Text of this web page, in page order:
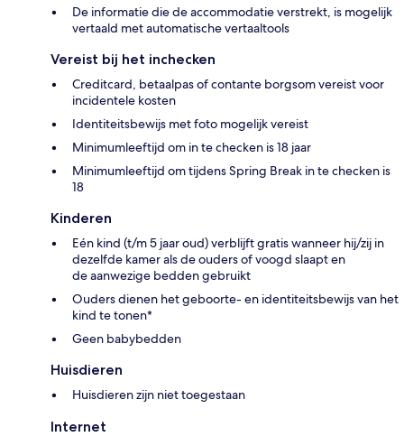
De informatie die de accommodatie verstrekt, is mogelijk
vertaald met automatische vertaaltools
Vereist bij het inchecken
Creditcard, betaalpas of contante borgsom vereist voor
incidentele kosten
Identiteitsbewijs met foto mogelijk vereist
Minimumleeftijd om in te checken is 18 jaar
Minimumleeftijd om tijdens Spring Break in te checken is
18
Kinderen
Eén kind (t/m 5 jaar oud) verblijft gratis wanneer hij/zij in
dezelfde kamer als de ouders of voogd slaapt en
de aanwezige bedden gebruikt
Ouders dienen het geboorte- en identiteitsbewijs van het
kind te tonen*
Geen babybedden
Huisdieren
Huisdieren zijn niet toegestaan
Internet